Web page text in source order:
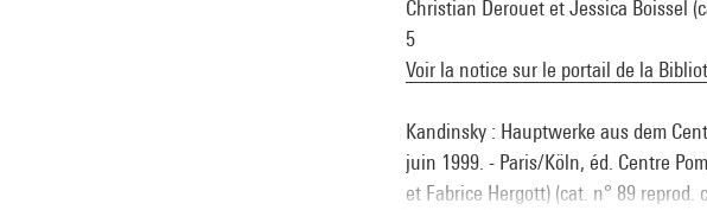
Christian Derouet et Jessica Boissel
5
Voir la notice sur le portail de la
Kandinsky : Hauptwerke aus dem
juin 1999. - Paris/Köln, éd. Centre
et Fabrice Hergott) (cat. n° 89 reprod.